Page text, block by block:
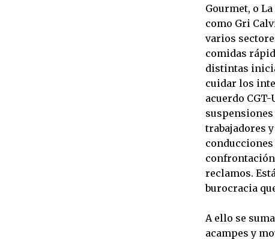
Gourmet, o
como Gri
varios
comidas
distintas
cuidar los
acuerdo
trabajadores
conducciones
reclamos.
burocracia
A ello se
acampes y